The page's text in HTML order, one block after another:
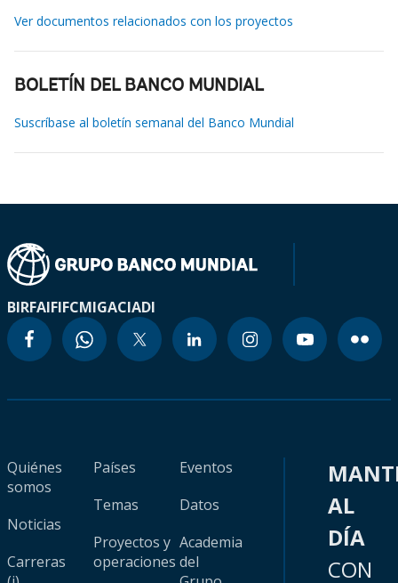
Ver documentos relacionados con los proyectos
BOLETÍN DEL BANCO MUNDIAL
Suscríbase al boletín semanal del Banco Mundial
BIRFAIFIFCMIGACIADI
Quiénes
somos
Noticias
Carreras
Países
Temas
Proyectos y
operaciones
Eventos
Datos
Academia
del
AL
DÍA
CON